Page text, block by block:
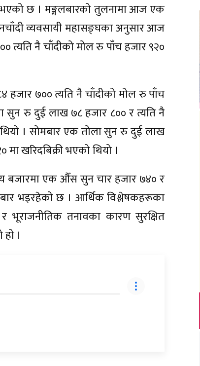
भएको छ । मङ्गलबारको तुलनामा आज एक
व्यवसायी महासङ्घका अनुसार आज
नै चाँदीको मोल रु पाँच हजार ९२०
७०० त्यति नै चाँदीको मोल रु पाँच
रु दुई लाख ७८ हजार ८०० र त्यति नै
। सोमबार एक तोला सुन रु दुई लाख
खरिदबिक्री भएको थियो ।
बजारमा एक औँस सुन चार हजार ७४० र
भइरहेको छ । आर्थिक विश्लेषकहरूका
र भूराजनीतिक तनावका कारण सुरक्षित
।